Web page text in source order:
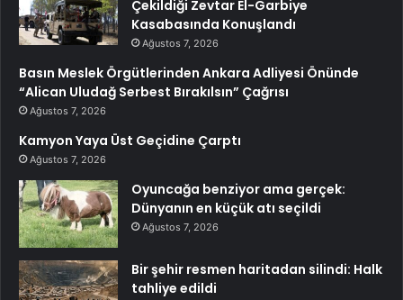
Çekildiği Zevtar El-Garbiye
Kasabasında Konuşlandı
Ağustos 7, 2026
Basın Meslek Örgütlerinden Ankara Adliyesi Önünde
“Alican Uludağ Serbest Bırakılsın” Çağrısı
Ağustos 7, 2026
Kamyon Yaya Üst Geçidine Çarptı
Ağustos 7, 2026
Oyuncağa benziyor ama gerçek:
Dünyanın en küçük atı seçildi
Ağustos 7, 2026
Bir şehir resmen haritadan silindi: Halk
tahliye edildi